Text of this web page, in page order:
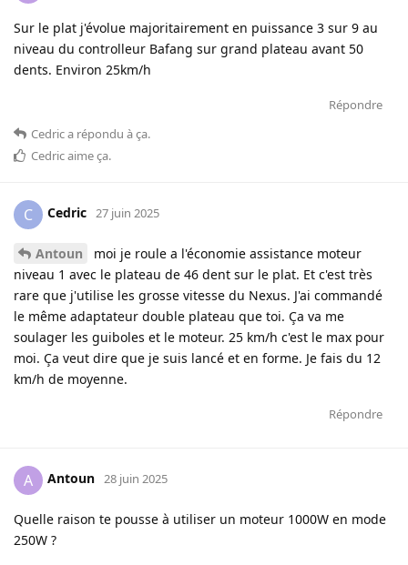
Sur le plat j'évolue majoritairement en puissance 3 sur 9 au
niveau du controlleur Bafang sur grand plateau avant 50
dents. Environ 25km/h
Répondre
Cedrica répondu à ça.
Cedricaime ça.
C Cedric 27 juin 2025
Antoun
moi je roule a l'économie assistance moteur
niveau 1 avec le plateau de 46 dent sur le plat. Et c'est très
rare que j'utilise les grosse vitesse du Nexus. J'ai commandé
le même adaptateur double plateau que toi. Ça va me
soulager les guiboles et le moteur. 25 km/h c'est le max pour
moi. Ça veut dire que je suis lancé et en forme. Je fais du 12
km/h de moyenne.
Répondre
A Antoun 28 juin 2025
Quelle raison te pousse à utiliser un moteur 1000W en mode
250W ?